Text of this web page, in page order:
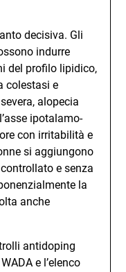
decisiva. Gli
indurre
del profilo lipidico,
colestasi e
alopecia
ipotalamo-
con irritabilità e
si aggiungono
e senza
la
anche
antidoping
e l’elenco